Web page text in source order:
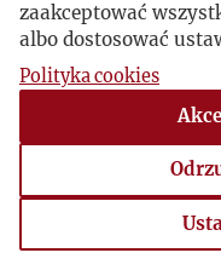
zaakceptować
albo dostosować
Polityka cookies
Ustawienia cookies